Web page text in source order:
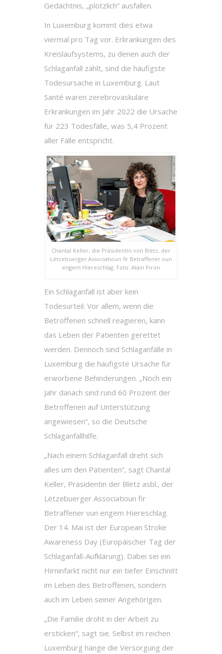
Gedächtnis, „plötzlich“ ausfallen.
In Luxemburg kommt dies etwa
viermal pro Tag vor. Erkrankungen des
Kreislaufsystems, zu denen auch der
Schlaganfall zählt, sind die häufigste
Todesursache in Luxemburg. Laut
Santé waren zerebrovaskuläre
Erkrankungen im Jahr 2022 die Ursache
für 223 Todesfälle, was 5,4 Prozent
aller Fälle entspricht.
Chantal Keller, die Präsidentin von Blëtz, der
Lëtzebuerger Associatioun fir Betraffener vun
engem Hiereschlag. Foto: Alain Piron
Ein Schlaganfall ist aber kein
Todesurteil. Vor allem, wenn die
Betroffenen schnell reagieren, kann
das Leben der Patienten gerettet
werden. Dennoch sind Schlaganfälle in
Luxemburg die häufigste Ursache für
erworbene Behinderungen. „Noch ein
Jahr danach sind rund 60 Prozent der
Betroffenen auf Unterstützung
angewiesen“, so die Deutsche
Schlaganfallhilfe.
„Nach einem Schlaganfall dreht sich
alles um den Patienten“, sagt Chantal
Keller, Präsidentin der Blëtz asbl., der
Lëtzebuerger Associatioun fir
Betraffener vun engem Hiereschlag.
Der 14. Mai ist der European Stroke
Awareness Day (Europäischer Tag der
Schlaganfall-Aufklärung). Dabei sei ein
Hirninfarkt nicht nur ein tiefer Einschnitt
im Leben des Betroffenen, sondern
auch im Leben seiner Angehörigen.
„Die Familie droht in der Arbeit zu
ersticken“, sagt sie. Selbst im reichen
Luxemburg hänge die Versorgung der